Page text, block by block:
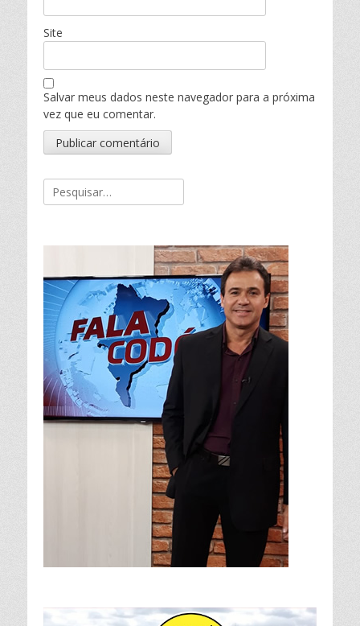
Site
Salvar meus dados neste navegador para a próxima
vez que eu comentar.
Pesquisar
por: